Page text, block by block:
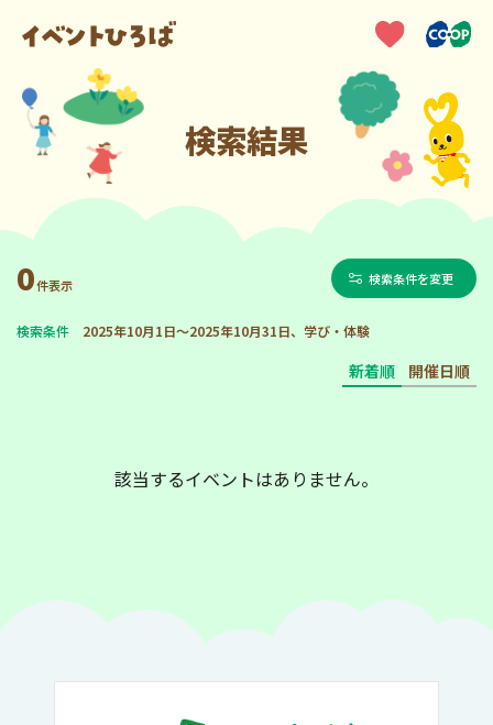
検索結果
0件表示 検索条件を変更
検索条件 2025年10月1日～2025年10月31日、学び・体験
新着順 開催日順
該当するイベントはありません。